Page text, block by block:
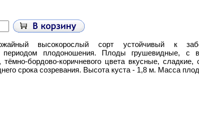
высокорослый сорт устойчивый к
периодом плодоношения. Плоды грушевидные, с
бордово-коричневого цвета вкусные, сладкие,
срока созревания. Высота куста - 1,8 м. Масса